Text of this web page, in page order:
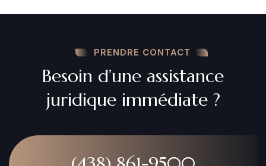
PRENDRE CONTACT
Besoin d’une assistance
juridique immédiate ?